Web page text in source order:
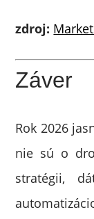
zdroj:
Záver
Rok 2026
nie sú o
stratégii,